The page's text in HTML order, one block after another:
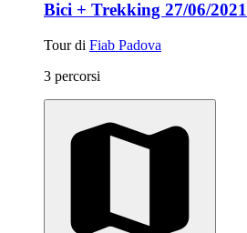
Bici + Trekking 27/06/2021
Tour di Fiab Padova
3 percorsi